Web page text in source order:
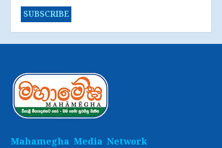
Mahamegha Media Network